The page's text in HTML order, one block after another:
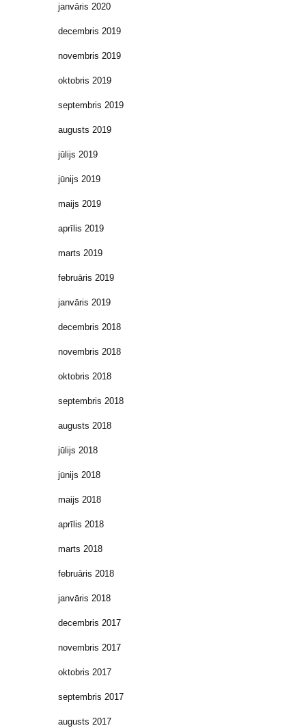
janvāris 2020
decembris 2019
novembris 2019
oktobris 2019
septembris 2019
augusts 2019
jūlijs 2019
jūnijs 2019
maijs 2019
aprīlis 2019
marts 2019
februāris 2019
janvāris 2019
decembris 2018
novembris 2018
oktobris 2018
septembris 2018
augusts 2018
jūlijs 2018
jūnijs 2018
maijs 2018
aprīlis 2018
marts 2018
februāris 2018
janvāris 2018
decembris 2017
novembris 2017
oktobris 2017
septembris 2017
augusts 2017